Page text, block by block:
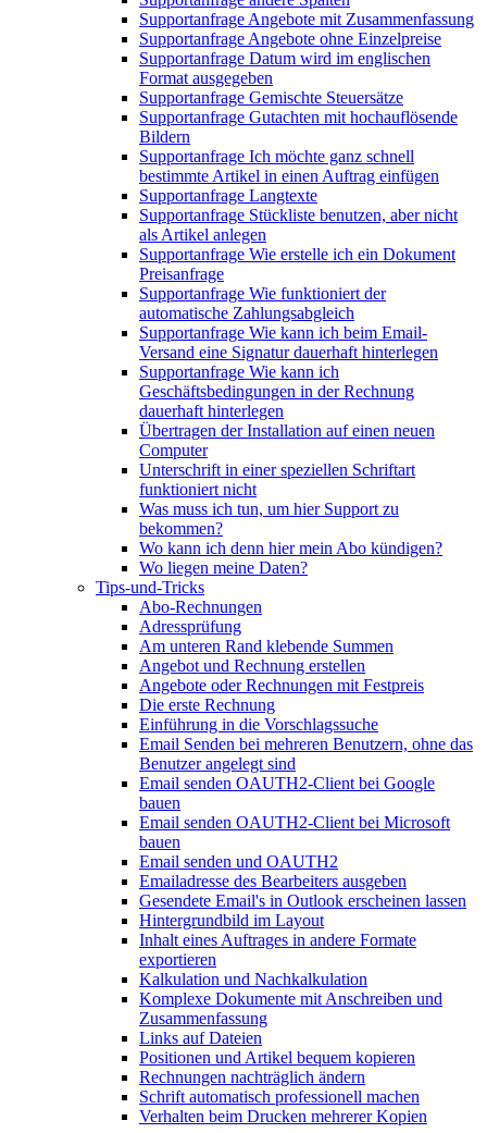
Supportanfrage Angebote mit Zusammenfassung
Supportanfrage Angebote ohne Einzelpreise
Supportanfrage Datum wird im englischen
Format ausgegeben
Supportanfrage Gemischte Steuersätze
Supportanfrage Gutachten mit hochauflösende
Bildern
Supportanfrage Ich möchte ganz schnell
bestimmte Artikel in einen Auftrag einfügen
Supportanfrage Langtexte
Supportanfrage Stückliste benutzen, aber nicht
als Artikel anlegen
Supportanfrage Wie erstelle ich ein Dokument
Preisanfrage
Supportanfrage Wie funktioniert der
automatische Zahlungsabgleich
Supportanfrage Wie kann ich beim Email-
Versand eine Signatur dauerhaft hinterlegen
Supportanfrage Wie kann ich
Geschäftsbedingungen in der Rechnung
dauerhaft hinterlegen
Übertragen der Installation auf einen neuen
Computer
Unterschrift in einer speziellen Schriftart
funktioniert nicht
Was muss ich tun, um hier Support zu
bekommen?
Wo kann ich denn hier mein Abo kündigen?
Wo liegen meine Daten?
Tips-und-Tricks
Abo-Rechnungen
Adressprüfung
Am unteren Rand klebende Summen
Angebot und Rechnung erstellen
Angebote oder Rechnungen mit Festpreis
Die erste Rechnung
Einführung in die Vorschlagssuche
Email Senden bei mehreren Benutzern, ohne das
Benutzer angelegt sind
Email senden OAUTH2-Client bei Google
bauen
Email senden OAUTH2-Client bei Microsoft
bauen
Email senden und OAUTH2
Emailadresse des Bearbeiters ausgeben
Gesendete Email's in Outlook erscheinen lassen
Hintergrundbild im Layout
Inhalt eines Auftrages in andere Formate
exportieren
Kalkulation und Nachkalkulation
Komplexe Dokumente mit Anschreiben und
Zusammenfassung
Links auf Dateien
Positionen und Artikel bequem kopieren
Rechnungen nachträglich ändern
Schrift automatisch professionell machen
Verhalten beim Drucken mehrerer Kopien